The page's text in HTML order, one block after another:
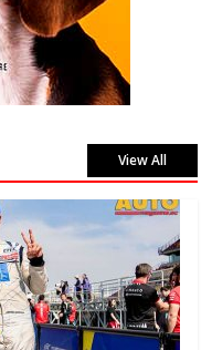
View All